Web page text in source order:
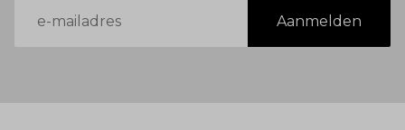
mailadres
Aanmelden